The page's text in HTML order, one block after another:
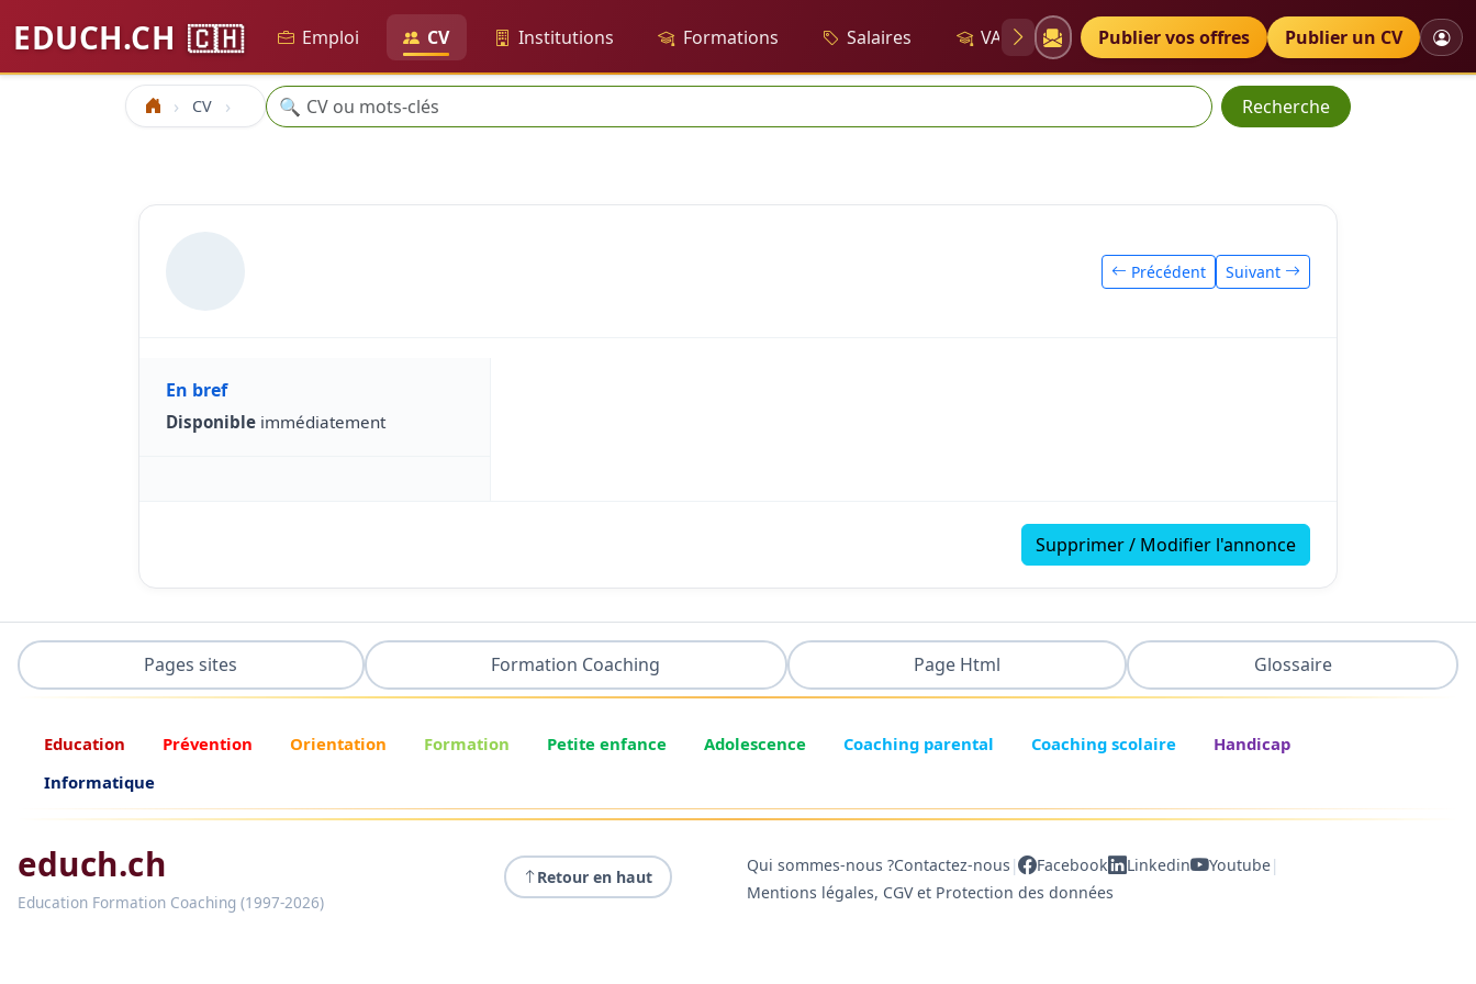
EDUCH.CH 🇨🇭 Emploi CV Institutions Formations Salaires VAE Diplômes Petites annonces
Publier vos offres Publier un CV
Accueil CV Recherche
🔍 Recherche
Précédent Suivant
En bref
Disponible immédiatement
Supprimer / Modifier l'annonce
Pages sites Formation Coaching Page Html Glossaire
Education Prévention Orientation Formation Petite enfance Adolescence Coaching parental Coaching scolaire
Handicap
Informatique
educh.ch
Education Formation Coaching (1997-2026)
Retour en haut
Qui sommes-nous ?Contactez-nous | Facebook Linkedin Youtube|
Mentions légales, CGV et Protection des données